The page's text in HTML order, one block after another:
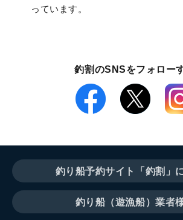
っています。
釣割のSNSをフォロー
釣り船予約サイト「釣割」
釣り船（遊漁船）業者